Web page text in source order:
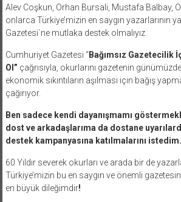
Alev Coşkun, Orhan Bursali, Mustafa Balbay,
onlarca Türkiye’mizin en saygın yazarlarının
Gazetesi`ne mutlaka destek olmalıyız.
Cumhuriyet Gazetesi “Bağımsız Gazetecilik
Ol” çağrısıyla, okurlarını gazetenin
ekonomik sıkıntıların aşılması için bağış
çağırıyor.
Ben sadece kendi dayanışmamı
dost ve arkadaşlarıma da dostane
destek kampanyasına katılmalarını istedim.
60 Yıldır severek okurları ve arada bir de
Türkiye’mizin bu en saygın ve önemli
en büyük dileğimdir!